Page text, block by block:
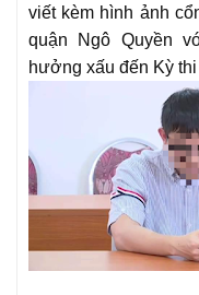
viết kèm hình ảnh
quận Ngô Quyền
hưởng xấu đến Kỳ